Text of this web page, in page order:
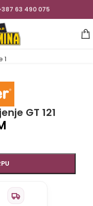
63 490 075
GT 121